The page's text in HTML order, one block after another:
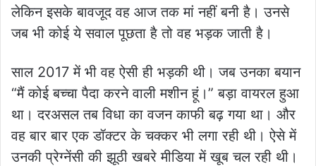
लेकिन इसके बावजूद वह आज तक मां नहीं बनी है। उनसे
जब भी कोई ये सवाल पूछता है तो वह भड़क जाती है।
साल 2017 में भी वह ऐसी ही भड़की थी। जब उनका बयान
“मैं कोई बच्चा पैदा करने वाली मशीन हूं।” बड़ा वायरल हुआ
था। दरअसल तब विधा का वजन काफी बढ़ गया था। और
वह बार बार एक डॉक्टर के चक्कर भी लगा रही थी। ऐसे में
उनकी प्रेग्नेंसी की झूठी खबरे मीडिया में खूब चल रही थी।